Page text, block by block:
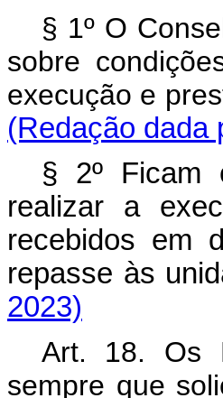
§ 1º O
sobre
execução e
(Redação dada
§ 2º Ficam
realizar a
recebidos em
repasse às
2023)
Art. 18. Os
sempre que